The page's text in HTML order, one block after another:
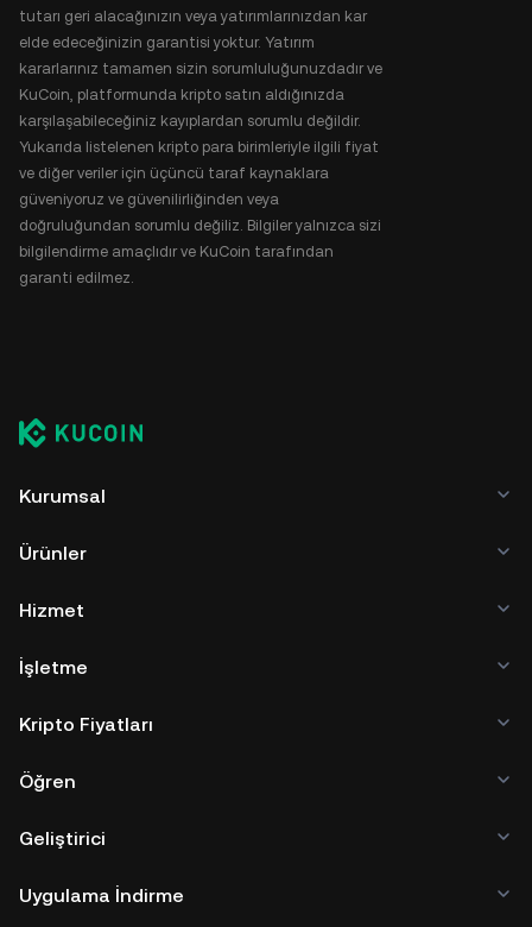
tutarı geri alacağınızın veya yatırımlarınızdan kar
elde edeceğinizin garantisi yoktur. Yatırım
kararlarınız tamamen sizin sorumluluğunuzdadır ve
KuCoin, platformunda kripto satın aldığınızda
karşılaşabileceğiniz kayıplardan sorumlu değildir.
Yukarıda listelenen kripto para birimleriyle ilgili fiyat
ve diğer veriler için üçüncü taraf kaynaklara
güveniyoruz ve güvenilirliğinden veya
doğruluğundan sorumlu değiliz. Bilgiler yalnızca sizi
bilgilendirme amaçlıdır ve KuCoin tarafından
garanti edilmez.
Kurumsal
Ürünler
Hizmet
İşletme
Kripto Fiyatları
Öğren
Geliştirici
Uygulama İndirme